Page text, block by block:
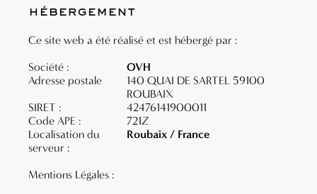
hébergement
Ce site web a été réalisé et est hébergé par :
Société :
OVH
Adresse postale
140 QUAI DE SARTEL 59100
ROUBAIX
SIRET :
42476141900011
Code APE :
721Z
Localisation du
serveur :
Roubaix / France
Mentions Légales :